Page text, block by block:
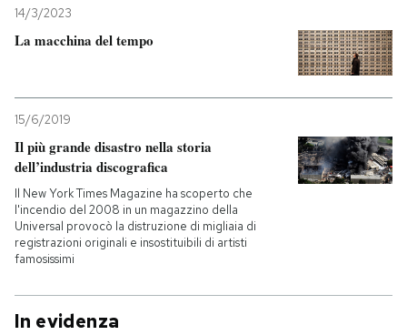
14/3/2023
La macchina del tempo
15/6/2019
Il più grande disastro nella storia
dell’industria discografica
Il New York Times Magazine ha scoperto che
l'incendio del 2008 in un magazzino della
Universal provocò la distruzione di migliaia di
registrazioni originali e insostituibili di artisti
famosissimi
In evidenza